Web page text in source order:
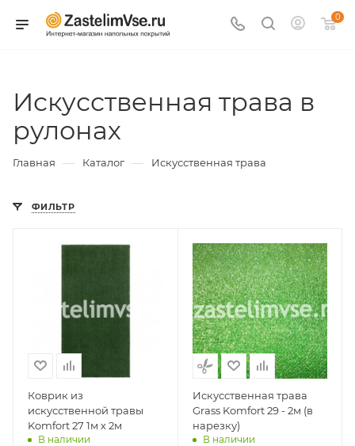
0
Искусственная трава в
рулонах
Главная — Каталог — Искусственная трава
ФИЛЬТР
Коврик из
искусственной травы
Komfort 27 1м х 2м
В наличии
Искусственная трава
Grass Komfort 29 - 2м (в
нарезку)
В наличии